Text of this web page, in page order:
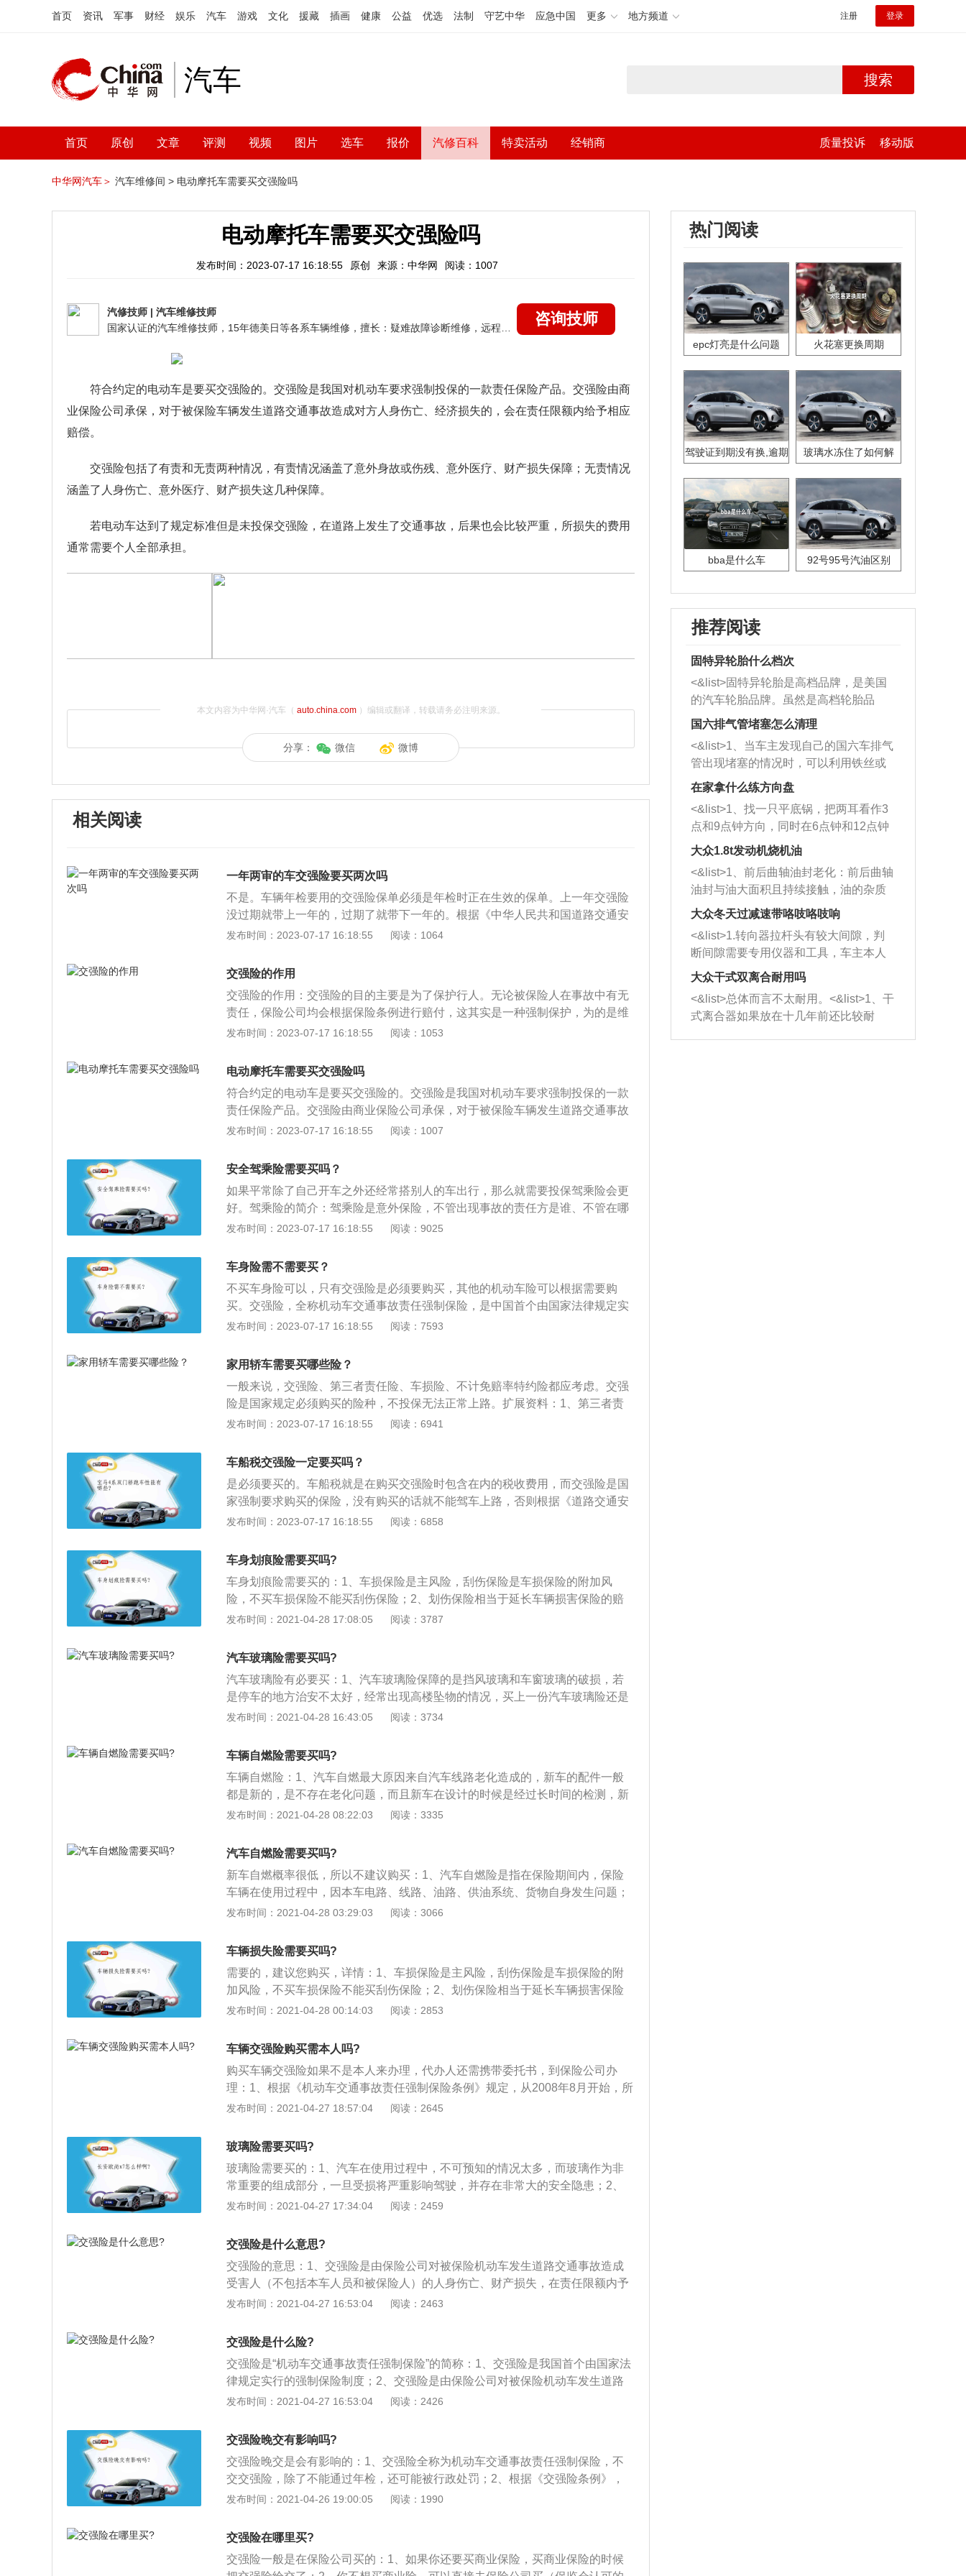
首页 资讯 军事 财经 娱乐 汽车 游戏 文化 援藏 插画 健康 公益 优选 法制 守艺中华 应急中国 更多 地方频道 注册 登录
汽车 搜索
首页 原创 文章 评测 视频 图片 选车 报价 汽修百科 特卖活动 经销商 质量投诉 移动版
中华网汽车＞ 汽车维修间 > 电动摩托车需要买交强险吗
电动摩托车需要买交强险吗
发布时间：2023-07-17 16:18:55 原创 来源：中华网 阅读：1007
汽修技师 | 汽车维修技师
咨询技师
符合约定的电动车是要买交强险的。交强险是我国对机动车要求强制投保的一款责任保险产品。交强险由商
业保险公司承保，对于被保险车辆发生道路交通事故造成对方人身伤亡、经济损失的，会在责任限额内给予相应
赔偿。
交强险包括了有责和无责两种情况，有责情况涵盖了意外身故或伤残、意外医疗、财产损失保障；无责情况
涵盖了人身伤亡、意外医疗、财产损失这几种保障。
若电动车达到了规定标准但是未投保交强险，在道路上发生了交通事故，后果也会比较严重，所损失的费用
通常需要个人全部承担。
本文内容为中华网·汽车（ auto.china.com）编辑或翻译，转载请务必注明来源。
分享： 微信 微博
相关阅读
一年两审的车交强险要买两次吗
不是。车辆年检要用的交强险保单必须是年检时正在生效的保单。上一年交强险
没过期就带上一年的，过期了就带下一年的。根据《中华人民共和国道路交通安
全法》第十三条：对登记后上道路行驶的机动车，应当依照法律、行政法规的规
验。对提供机动车行驶证和机动车第三者责任强制保险单的，机动车安全技术检
验机构应当予以检验，任何单位不得附加其他条件。对符合机动车国家安全技术
标准的，公安机关交通管理部门应当发给检验合格标志。对机动车的安全技术检
验实行社会化。具体办法由国务院规定。机动车安全技术检验实行社会化的地
方，任何单位不得要求机动车到指定的场所进行检验。公安机关交通管理部门、
安全技术检验机构对机动车检验收取费用，应当严格执行国务院价格主管部门核
定的收费标准。
发布时间：2023-07-17 16:18:55 阅读：1064
交强险的作用
交强险的作用：交强险的目的主要是为了保护行人。无论被保险人在事故中有无
责任，保险公司均会根据保险条例进行赔付，这其实是一种强制保护，为的是维
护行人和非机动车通行车的人身安全以及财产安全。如果当时机动车和非机动车
时候用：凡是对第三方（除本车、本车上的人）造成损失的，无论是否有责任，
都是交强险赔偿范围。当有责任时，三方财产损失最高赔偿2000元，三方医疗费
最高赔偿10000元，三方死亡伤残最高赔偿110000元。当无责任时，三方财产损
失最高赔偿100元，三方医疗费最高赔偿1000元，三方死亡伤残最高赔偿11000
元。医疗费包括：医药费、诊疗费、住院费、住院伙食补助费、必要合理的后续
宜的交通费、残疾赔偿金、残疾辅助器具费、护理费、康复费、交通费、被扶养
人生活费、住宿费、误工费、通过判决或调解产生的精神损害抚慰金。保险责
任：被保险人在使用被保险机动车过程中发生交通事故，致使受害人遭受人身伤
发布时间：2023-07-17 16:18:55 阅读：1053
电动摩托车需要买交强险吗
符合约定的电动车是要买交强险的。交强险是我国对机动车要求强制投保的一款
责任保险产品。交强险由商业保险公司承保，对于被保险车辆发生道路交通事故
造成对方人身伤亡、经济损失的，会在责任限额内给予相应赔偿。交强险包括了
障；无责情况涵盖了人身伤亡、意外医疗、财产损失这几种保障。若电动车达到
了规定标准但是未投保交强险，在道路上发生了交通事故，后果也会比较严重，
所损失的费用通常需要个人全部承担。
发布时间：2023-07-17 16:18:55 阅读：1007
安全驾乘险需要买吗？
如果平常除了自己开车之外还经常搭别人的车出行，那么就需要投保驾乘险会更
好。驾乘险的简介：驾乘险是意外保险，不管出现事故的责任方是谁、不管在哪
辆车上，只要投保了驾乘险都可以获得赔偿，不会影响到车险的保险金。因此驾
处：驾乘险采取跟人不跟车的模式，被保人自驾、乘车或者驾驶其他车辆都可以
获得保障。坐火车、轮船、飞机也能获得保障。投保人驾驶私家车时，家庭成员
可以连带投保，获得专属保障。
发布时间：2023-07-17 16:18:55 阅读：9025
车身险需不需要买？
不买车身险可以，只有交强险是必须要购买，其他的机动车险可以根据需要购
买。交强险，全称机动车交通事故责任强制保险，是中国首个由国家法律规定实
行的强制保险制度。扩展资料：机动险种：1、简介：机动车辆保险一般包括交
三者责任保险、全车盗抢险(盗抢险)、车上人员责任险(司机责任险和乘客责任险)
等。2、附加险：包括玻璃单独破碎险、划痕险、自燃损失险、涉水行驶险、无
过失责任险、车载货物掉落责任险、车辆停驶损失险、新增设备损失险、不计免
赔特约险等。玻璃单独破碎险、自燃损失险、新增加设备损失险，是车身损失险
的附加险，必须先投保车辆损失险后才能投保这几个附加险。
发布时间：2023-07-17 16:18:55 阅读：7593
家用轿车需要买哪些险？
一般来说，交强险、第三者责任险、车损险、不计免赔率特约险都应考虑。交强
险是国家规定必须购买的险种，不投保无法正常上路。扩展资料：1、第三者责
任险就是大家常说的“三者”，三责险是车祸对第三者造成人身和财产损害时，车
议保额至少要30万，车损险用来保自家车子的损失。2、如果两车发生事故而对
方没有买保险，向对方索赔无法获得法律支持时，投保了车损险，可以获得保险
公司的赔偿；不计免赔特约险专门针对车险中免赔的那部分投保。
发布时间：2023-07-17 16:18:55 阅读：6941
车船税交强险一定要买吗？
是必须要买的。车船税就是在购买交强险时包含在内的税收费用，而交强险是国
家强制要求购买的保险，没有购买的话就不能驾车上路，否则根据《道路交通安
全法》的规定予以警告或者二十元以上二百元以下罚款处罚，第95条规定：上道
证的，公安机关交通管理部门应当扣留机动车，通知当事人提供相应的牌证、标
志或者补办相应手续。汽车交强险：交强险的全称是“机动车交通事故强制责任保
险”，是保险公司在责任限额内对被保险机动车发生道路交通事故造成的受害人
(不包括车辆人员和被保险人)人身伤亡和财产损失进行赔偿的强制责任保险。保
费以国家统一规定的全国统一收费标准为准。但不同车型的交强险价格不同，主
免责范围涵盖了受害人故意行为造成的损失、被保险人自身财产损失、相关仲裁
和诉讼费用以及事故造成的部分间接损失，覆盖面要大得多。而且无论被保险车
辆在事故中是否有责任，交强险都会在责任限额范围内进行赔偿，没有免赔额和
管理人按照中华人民共和国车船税法应缴纳的一种税。从2007年7月1日开始，有
险公司借助遵循PKI体系的数字签名软件和企业数字证书为客户签发的具有保险
公司电子签名的电子化保单。保险单简称为保单，保险人与被保险人订立保险合
同的正式书面证明。保险单必须完整地记载保险合同双方当事人的权利义务及责
任。保险单记载的内容是合同双方履行的依据。保险单是保险合同成立的证明。
利，不受时地限制，信息通用随时都能在网上查到，快速便捷；可申请补发、重
寄，不怕担心会弄丢了，如果线下需要纸质的版本也是可以打印，寄发的；管理
方便，电子统一化了以后，保险公司和交警部门也方便管理各个车辆的保险信
息。
发布时间：2023-07-17 16:18:55 阅读：6858
车身划痕险需要买吗?
车身划痕险需要买的：1、车损保险是主风险，刮伤保险是车损保险的附加风
险，不买车损保险不能买刮伤保险；2、划伤保险相当于延长车辆损害保险的赔
偿责任，车辆轻划伤也赔付，如果没有划伤风险，个人对车身的划伤造成车身损
3、总之，车损保险覆整个车明显的的受损情况，划痕保轻微受损的情况。
发布时间：2021-04-28 17:08:05 阅读：3787
汽车玻璃险需要买吗?
汽车玻璃险有必要买：1、汽车玻璃险保障的是挡风玻璃和车窗玻璃的破损，若
是停车的地方治安不太好，经常出现高楼坠物的情况，买上一份汽车玻璃险还是
比较有保障的；2、汽车玻璃险还是存在多个不赔偿的情况，对于玻璃贴膜的损
是停车环境比较安全，且不需要频繁出差，那么汽车玻璃险也是没有必要单独投
保的；3、综合以上分析，汽车玻璃险是否要买还是要根据自身实际情况来进行
判断。除此之外，汽车玻璃险的投保费率分为进口玻璃和国产玻璃，若是按国产
玻璃费率进行投保，最终理赔时也会按照国产玻璃价格进行理赔的。
发布时间：2021-04-28 16:43:05 阅读：3734
车辆自燃险需要买吗?
车辆自燃险：1、汽车自燃最大原因来自汽车线路老化造成的，新车的配件一般
都是新的，是不存在老化问题，而且新车在设计的时候是经过长时间的检测，新
车自燃可能相对较小；2、汽车自燃险为车辆损失险的附加险，投保了车辆损失
车来说，通常就需要投保自燃险了；3、汽车自燃险的赔偿范围：投保汽车自燃
险后，在保险期间内，保险车辆在使用过程中，因本车电器、线路、油路、供油
系统、供气系统、货物自身发生问题、机动车运转摩擦起火引起火灾，造成保险
车辆的损失，以及被保险人在发生本保险事故时，为减少保险车辆损失所支出的
必要合理的施救费用，保险公司负责赔偿。
发布时间：2021-04-28 08:22:03 阅读：3335
汽车自燃险需要买吗?
新车自燃概率很低，所以不建议购买：1、汽车自燃险是指在保险期间内，保险
车辆在使用过程中，因本车电路、线路、油路、供油系统、货物自身发生问题；
2、机动车运转摩擦起火引起火灾，造成保险车辆的损失，以及被保险人在发生
赔偿；3、个人建议，2年内的新车一般都在质保期内，基本上没有必要购买“自燃
险”的。
发布时间：2021-04-28 03:29:03 阅读：3066
车辆损失险需要买吗?
需要的，建议您购买，详情：1、车损保险是主风险，刮伤保险是车损保险的附
加风险，不买车损保险不能买刮伤保险；2、划伤保险相当于延长车辆损害保险
的赔偿责任，车辆轻划伤也赔付，如果没有划伤风险，个人对车身的划伤造成车
偿；3、总之，车损保险覆盖整个车明显的的受损情况，划痕保险是轻微受损的
情况。
发布时间：2021-04-28 00:14:03 阅读：2853
车辆交强险购买需本人吗?
购买车辆交强险如果不是本人来办理，代办人还需携带委托书，到保险公司办
理：1、根据《机动车交通事故责任强制保险条例》规定，从2008年8月开始，所
有的新车和保险到期的车辆续保必需购买车辆交强险；2、以六坐以下为例：其
出租租赁1800元。保险公司将根据车辆销售发票进行判断；3、车主还可以根据
自己汽车的实际状况与使用情况，有针对性地选择附加险。这些险种包括：单独
玻璃破碎险、划痕险、不计免赔险等。
发布时间：2021-04-27 18:57:04 阅读：2645
玻璃险需要买吗?
玻璃险需要买的：1、汽车在使用过程中，不可预知的情况太多，而玻璃作为非
常重要的组成部分，一旦受损将严重影响驾驶，并存在非常大的安全隐患；2、
车祸、飞石，甚至冰雹或在贴膜过程中由于受热不均，玻璃都有可能受损；即使
的几率要高许多，因此为爱车“脸面”购买保险是非常有必要的。
发布时间：2021-04-27 17:34:04 阅读：2459
交强险是什么意思?
交强险的意思：1、交强险是由保险公司对被保险机动车发生道路交通事故造成
受害人（不包括本车人员和被保险人）的人身伤亡、财产损失，在责任限额内予
以赔偿的强制性责任保险；2、实行交强险制度是通过国家法律强制机动车所有
事故受害人提供及时和基本的保障；3、交强险负有更多的社会管理职能。建立
机动车交通事故责任强制保险制度不仅有利于道路交通事故受害人获得及时有效
的经济保障和医疗救治，而且有助于减轻交通事故肇事方的经济负担；4、而商
业三责险则属于商业保险，保险公司经营该险种的目的便是盈利，这与交强险“不
盈不亏”的经营理念显然相去甚远；5、此外，交强险还具有一般责任保险所没有
保交强险，未投保的机动车不得上路行驶。
发布时间：2021-04-27 16:53:04 阅读：2463
交强险是什么险?
交强险是“机动车交通事故责任强制保险”的简称：1、交强险是我国首个由国家法
律规定实行的强制保险制度；2、交强险是由保险公司对被保险机动车发生道路
交通事故造成受害人（不包括本车人员和被保险人）的人身伤亡、财产损失，在
性。在中华人民共和国境内道路上行驶的机动车的所有人或者管理人应当投保交
强险。这种强制性不仅体现在强制投保上，同时也体现在强制承保上；4、一方
面，未投保机动车交通事故责任强制保险的机动车不得上道路行驶；5、另一方
面，具有经营机动车交通事故责任强制保险资格的保险公司不能拒绝承保机动车
交通事故责任强制保险业务，也不能随意解除机动车交通事故责任强制保险合
发布时间：2021-04-27 16:53:04 阅读：2426
交强险晚交有影响吗?
交强险晚交是会有影响的：1、交强险全称为机动车交通事故责任强制保险，不
交交强险，除了不能通过年检，还可能被行政处罚；2、根据《交强险条例》，
机动车所有人、管理人未按照规定投保交强险的，公安机关交通管理部门有权扣
额应缴纳的保险费的2倍罚款；3、按规定，交强险只能一年一保。此外，由于交
强险是由保险公司对被保险机动车发生道路交通事故造成受害人（不包括本车人
员和被保险人）的人身伤亡、财产损失，在责任限额内予以赔偿的强制性责任保
发布时间：2021-04-26 19:00:05 阅读：1990
交强险在哪里买?
交强险一般是在保险公司买的：1、如果你还要买商业保险，买商业保险的时候
热门阅读
epc灯亮是什么问题 火花塞更换周期
驾驶证到期没有换,逾期
玻璃水冻住了如何解
bba是什么车 92号95号汽油区别
推荐阅读
固特异轮胎什么档次
<&list>固特异轮胎是高档品牌，是美国
的汽车轮胎品牌。虽然是高档轮胎品
牌，但是中高低端的轮胎都有生产，这
也是为了更好的开拓市场。
国六排气管堵塞怎么清理
<&list>1、当车主发现自己的国六车排气
管出现堵塞的情况时，可以利用铁丝或
者是细棍，直接将杂物给取出来，如果
堵塞情况比较严重，也可以采取应急措
施。 <&list>2、直接利用木棍将所有的
杂物推到排气管里面的位置处，然后将
三元催化器拆解开，就可以将堵塞的东
西取出来。但如果是因为积碳过多引起
的堵塞，就需要将三元催化器泡在草酸
洗剂对堵塞的情况得到解决，将清洗剂
放在燃油箱中，与燃油混合后，车辆启
动时，就可以和汽油一起进入到燃烧
室，最后形成废气排出，就可以让三元
催化器得到清洗，排气管堵塞的情况就
能够得到解决。
在家拿什么练方向盘
<&list>1、找一只平底锅，把两耳看作3
点和9点钟方向，同时在6点钟和12点钟
方向做一个标记。 <&list>2、双手握住
一圈半的练习，往右同样也要打相同的
圈数。 <&list>3、最后强调要反复练
习，这样就可以形成肌肉记忆，在真实
驾驶车辆时，不需要记忆也能打好方
向。
大众1.8t发动机烧机油
<&list>1、前后曲轴油封老化：前后曲轴
油封与油大面积且持续接触，油的杂质
和发动机内持续温度变化使其密封效果
逐渐减弱，导致渗油或漏油。<&list>2、
活塞间隙过大：积碳会使活塞环与缸体
的间隙扩大，导致机油流入燃烧室中，
造成烧机油。<&list>3、机油粘度。使用
机油粘度过小的话，同样会有烧机油现
象，机油粘度过小具有很好的流动性，
大众冬天过减速带咯吱咯吱响
<&list>1.转向器拉杆头有较大间隙，判
断间隙需要专用仪器和工具，车主本人
无法制作，需要将车辆送到修理厂或4s
店；<&list>2.车辆半轴套管防尘罩破
裂，破裂后会出现漏油现象，使半轴磨
损严重，磨损的半轴容易损坏，产生异
响；<&list>3.稳定器的转向胶套和球头
大众干式双离合耐用吗
<&list>总体而言不太耐用。<&list>1、干
式离合器如果放在十几年前还比较耐